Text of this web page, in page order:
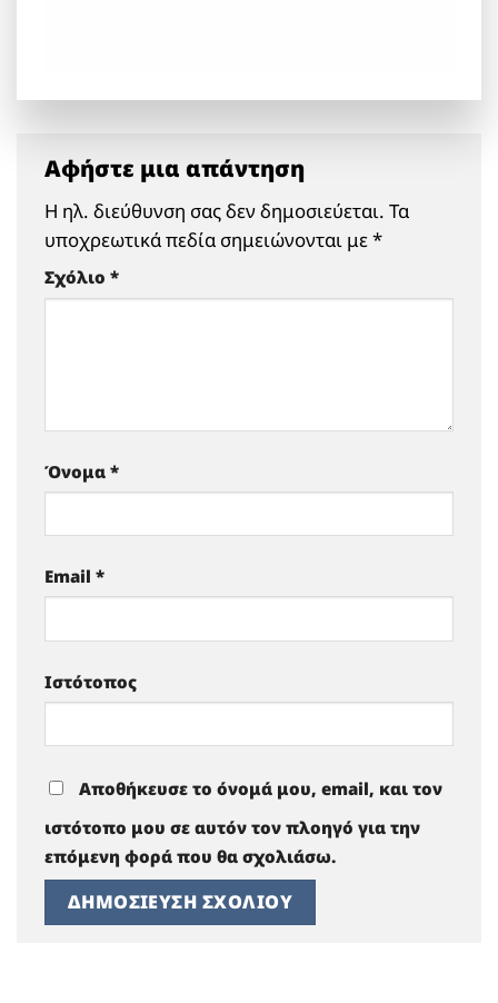
Αφήστε μια απάντηση
Η ηλ. διεύθυνση σας δεν δημοσιεύεται. Τα
υποχρεωτικά πεδία σημειώνονται με*
Σχόλιο *
Όνομα *
Email *
Ιστότοπος
Αποθήκευσε το όνομά μου, email, και τον
ιστότοπο μου σε αυτόν τον πλοηγό για την
επόμενη φορά που θα σχολιάσω.